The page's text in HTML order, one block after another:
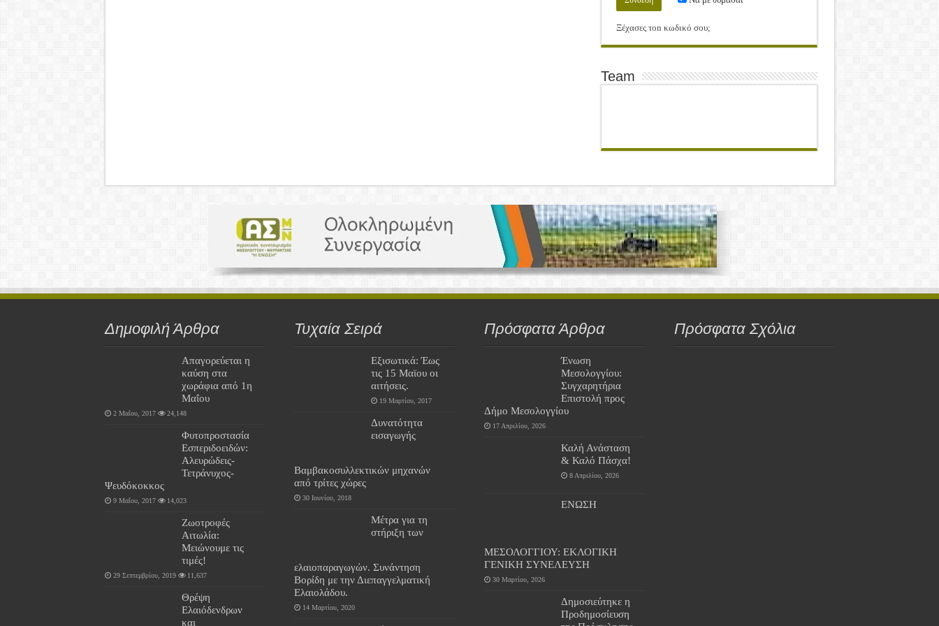
Ξέχασες τοn κωδικό σου;
Team
Δημοφιλή Άρθρα
Απαγορεύεται η
καύση στα
χωράφια από 1η
Μαΐου
2 Μαΐου, 2017 24,148
Φυτοπροστασία
Εσπεριδοειδών:
Αλευρώδεις-
Τετράνυχος-
Ψευδόκοκκος
9 Μαΐου, 2017 14,023
Ζωοτροφές
Αιτωλία:
Μειώνουμε τις
τιμές!
29 Σεπτεμβρίου, 2019 11,637
Θρέψη
Ελαιόδενδρων
και
Τυχαία Σειρά
Εξισωτικά: Έως
τις 15 Μαϊου οι
αιτήσεις.
19 Μαρτίου, 2017
Δυνατότητα
εισαγωγής
Βαμβακοσυλλεκτικών μηχανών
από τρίτες χώρες
30 Ιουνίου, 2018
Μέτρα για τη
στήριξη των
ελαιοπαραγωγών. Συνάντηση
Βορίδη με την Διεπαγγελματική
Ελαιολάδου.
14 Μαρτίου, 2020
Πρόσφατα Άρθρα
Ένωση
Μεσολογγίου:
Συγχαρητήρια
Επιστολή προς
Δήμο Μεσολογγίου
17 Απριλίου, 2026
Καλή Ανάσταση
& Καλό Πάσχα!
8 Απριλίου, 2026
ΕΝΩΣΗ
ΜΕΣΟΛΟΓΓΙΟΥ: ΕΚΛΟΓΙΚΗ
ΓΕΝΙΚΗ ΣΥΝΕΛΕΥΣΗ
30 Μαρτίου, 2026
Δημοσιεύτηκε η
Προδημοσίευση
Πρόσφατα Σχόλια